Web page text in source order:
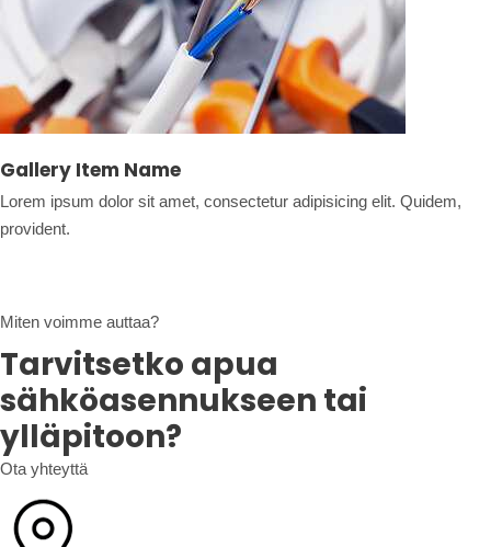
Gallery Item Name
Lorem ipsum dolor sit amet, consectetur adipisicing elit. Quidem,
provident.
Miten voimme auttaa?
Tarvitsetko apua
sähköasennukseen tai
ylläpitoon?
Ota yhteyttä